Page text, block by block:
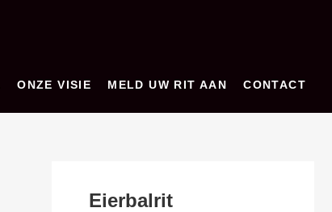
ONZE VISIE MELD UW RIT AAN CONTACT
Eierbalrit